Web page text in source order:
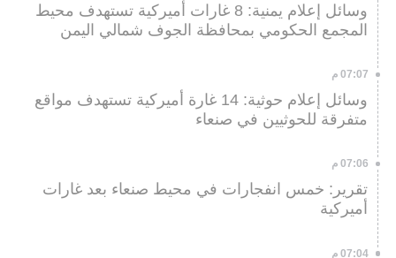
وسائل إعلام يمنية: 8 غارات أميركية تستهدف محيط
المجمع الحكومي بمحافظة الجوف شمالي اليمن
07:07 م
وسائل إعلام حوثية: 14 غارة أميركية تستهدف مواقع
متفرقة للحوثيين في صنعاء
07:06 م
تقرير: خمس انفجارات في محيط صنعاء بعد غارات
أميركية
07:04 م